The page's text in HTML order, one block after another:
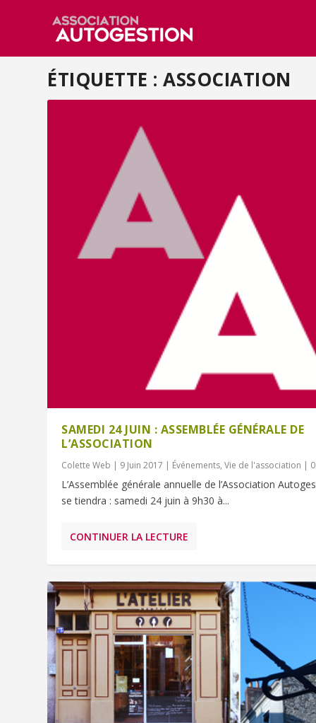
ÉTIQUETTE :ASSOCIATION
SAMEDI 24 JUIN : ASSEMBLÉE GÉNÉRALE DE
L’ASSOCIATION
Colette Web | 9 Juin 2017 | Événements,Vie de l'association |
L’Assemblée générale annuelle de l’Association
se tiendra : samedi 24 juin à 9h30 à...
CONTINUER LA LECTURE